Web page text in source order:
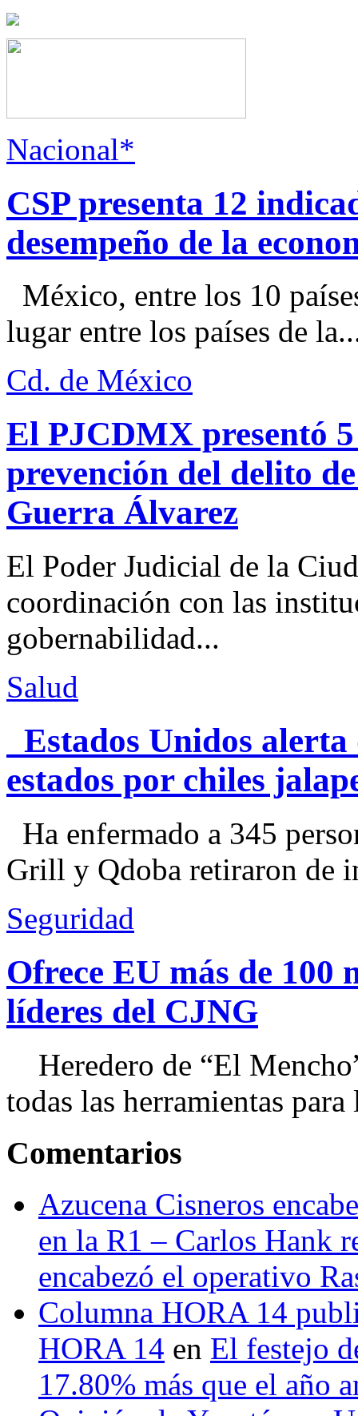
Nacional*
CSP presenta 12
desempeño de la
México, entre los 10
lugar entre los países de
Cd. de México
El PJCDMX presentó
prevención del delito
Guerra Álvarez
El Poder Judicial de la
coordinación con las
gobernabilidad...
Salud
Estados Unidos alerta
estados por chiles
Ha enfermado a 345
Grill y Qdoba retiraron de
Seguridad
Ofrece EU más de 100
líderes del CJNG
Heredero de “El
todas las herramientas
Comentarios
Azucena Cisneros
en la R1 – Carlos Hank
encabezó el operativo
Columna HORA 14
HORA 14 en El festejo
17.80% más que el año